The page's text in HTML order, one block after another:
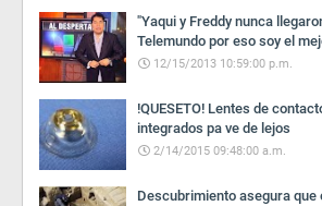
"Yaqui y Freddy nunca
Telemundo por eso soy el
12/15/2013 10:59:00 p.m.
!QUESETO! Lentes de
integrados pa ve de lejos
2/14/2015 09:48:00 a.m.
Descubrimiento asegura que